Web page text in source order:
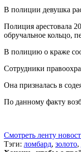
В полиции девушка
Полиция арестовала
обручальное кольцо,
В полицию о краже
Сотрудники
Она призналась в
По данному факту
Смотреть ленту
Тэги: ломбард, золото,